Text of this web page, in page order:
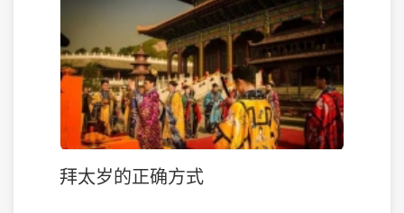
拜太岁的正确方式